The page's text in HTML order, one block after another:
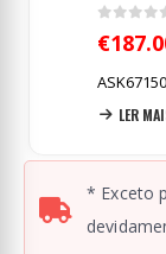
€
* Exceto